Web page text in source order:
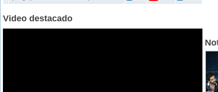
Video destacado